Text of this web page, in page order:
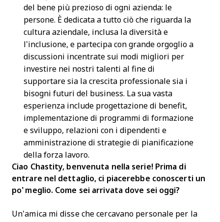
del bene più prezioso di ogni azienda: le
persone. È dedicata a tutto ciò che riguarda la
cultura aziendale, inclusa la diversità e
l’inclusione, e partecipa con grande orgoglio a
discussioni incentrate sui modi migliori per
investire nei nostri talenti al fine di
supportare sia la crescita professionale sia i
bisogni futuri del business. La sua vasta
esperienza include progettazione di benefit,
implementazione di programmi di formazione
e sviluppo, relazioni con i dipendenti e
amministrazione di strategie di pianificazione
della forza lavoro.
Ciao Chastity, benvenuta nella serie! Prima di
entrare nel dettaglio, ci piacerebbe conoscerti un
po’ meglio. Come sei arrivata dove sei oggi?
Un’amica mi disse che cercavano personale per la